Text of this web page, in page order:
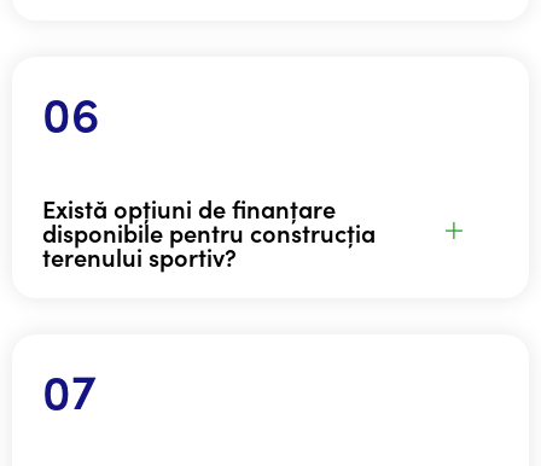
Există opțiuni de finanțare
disponibile pentru construcția
terenului sportiv?